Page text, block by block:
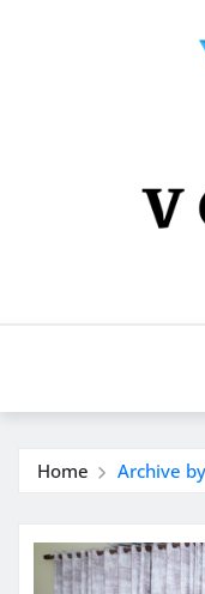
Home Archive